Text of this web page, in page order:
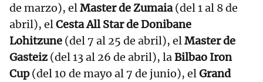
de marzo), elMaster de Zumaia(del 1 al 8 de
abril), elCesta All Star de Donibane
Lohitzune (del 7 al 25 de abril), elMaster de
Gasteiz (del 13 al 26 de abril), laBilbao Iron
Cup(del 10 de mayo al 7 de junio), elGrand